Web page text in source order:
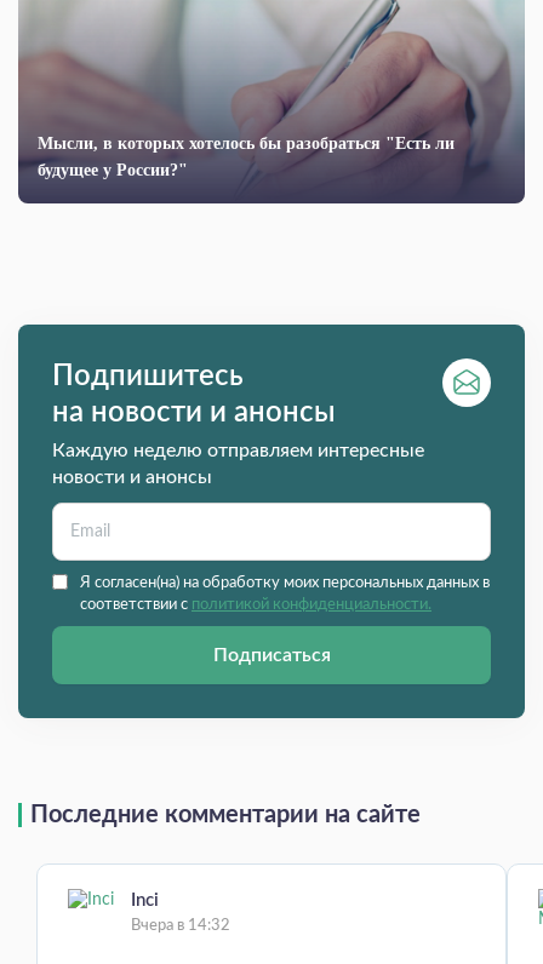
Мысли, в которых хотелось бы разобраться "Есть ли
будущее у России?"
Подпишитесь
на новости и анонсы
Каждую неделю отправляем интересные
новости и анонсы
Я согласен(на) на обработку моих персональных данных в
соответствии с политикой конфиденциальности.
Подписаться
Последние комментарии на сайте
Inci
Вчера в 14:32